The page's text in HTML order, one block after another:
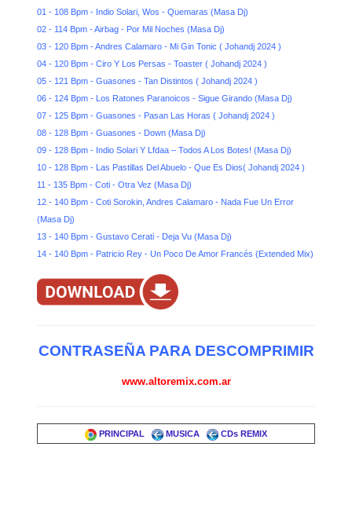
01 - 108 Bpm - Indio Solari, Wos - Quemaras (Masa Dj)
02 - 114 Bpm - Airbag - Por Mil Noches (Masa Dj)
03 - 120 Bpm - Andres Calamaro - Mi Gin Tonic ( Johandj 2024 )
04 - 120 Bpm - Ciro Y Los Persas - Toaster ( Johandj 2024 )
05 - 121 Bpm - Guasones - Tan Distintos ( Johandj 2024 )
06 - 124 Bpm - Los Ratones Paranoicos - Sigue Girando (Masa Dj)
07 - 125 Bpm - Guasones - Pasan Las Horas ( Johandj 2024 )
08 - 128 Bpm - Guasones - Down (Masa Dj)
09 - 128 Bpm - Indio Solari Y Lfdaa – Todos A Los Botes! (Masa Dj)
10 - 128 Bpm - Las Pastillas Del Abuelo - Que Es Dios( Johandj 2024 )
11 - 135 Bpm - Coti - Otra Vez (Masa Dj)
12 - 140 Bpm - Coti Sorokin, Andres Calamaro - Nada Fue Un Error
(Masa Dj)
13 - 140 Bpm - Gustavo Cerati - Deja Vu (Masa Dj)
14 - 140 Bpm - Patricio Rey - Un Poco De Amor Francés (Extended Mix)
CONTRASEÑA PARA DESCOMPRIMIR
www.altoremix.com.ar
PRINCIPAL MUSICA CDs REMIX